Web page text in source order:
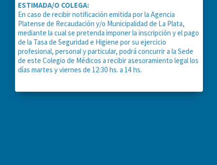
ESTIMADA/O COLEGA:
En caso de recibir notificación emitida por la Agencia
Platense de Recaudación y/o Municipalidad de La Plata,
mediante la cual se pretenda imponer la inscripción y el pago
de la Tasa de Seguridad e Higiene por su ejercicio
profesional, personal y particular, podrá concurrir a la Sede
de este Colegio de Médicos a recibir asesoramiento legal los
días martes y viernes de 12:30 hs. a 14 hs.